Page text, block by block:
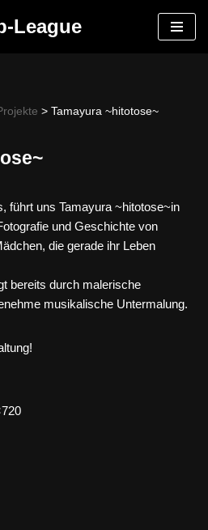
League
> Tamayura ~hitotose~
führt uns Tamayura ~hitotose~in
und Geschichte von
die gerade ihr Leben
bereits durch malerische
musikalische Untermalung.